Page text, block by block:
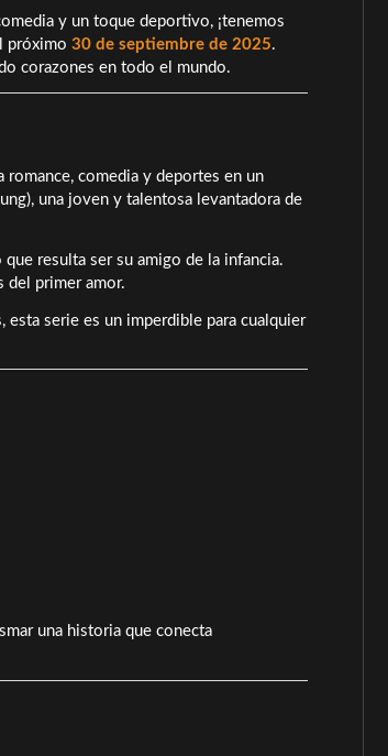
y un toque deportivo, ¡tenemos
próximo 30 de septiembre de 2025.
corazones en todo el mundo.
romance, comedia y deportes en un
una joven y talentosa levantadora de
resulta ser su amigo de la infancia.
del primer amor.
serie es un imperdible para cualquier
una historia que conecta